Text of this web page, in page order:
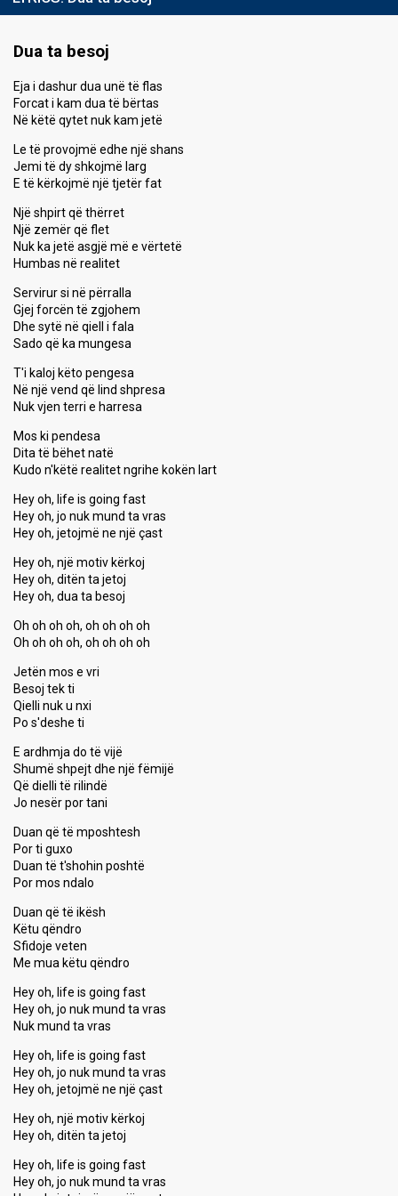
Dua ta besoj
Eja i dashur dua unë të flas
Forcat i kam dua të bërtas
Në këtë qytet nuk kam jetë
Le të provojmë edhe një shans
Jemi të dy shkojmë larg
E të kërkojmë një tjetër fat
Një shpirt që thërret
Një zemër që flet
Nuk ka jetë asgjë më e vërtetë
Humbas në realitet
Servirur si në përralla
Gjej forcën të zgjohem
Dhe sytë në qiell i fala
Sado që ka mungesa
T'i kaloj këto pengesa
Në një vend që lind shpresa
Nuk vjen terri e harresa
Mos ki pendesa
Dita të bëhet natë
Kudo n'këtë realitet ngrihe kokën lart
Hey oh, life is going fast
Hey oh, jo nuk mund ta vras
Hey oh, jetojmë ne një çast
Hey oh, një motiv kërkoj
Hey oh, ditën ta jetoj
Hey oh, dua ta besoj
Oh oh oh oh, oh oh oh oh
Oh oh oh oh, oh oh oh oh
Jetën mos e vri
Besoj tek ti
Qielli nuk u nxi
Po s'deshe ti
E ardhmja do të vijë
Shumë shpejt dhe një fëmijë
Që dielli të rilindë
Jo nesër por tani
Duan që të mposhtesh
Por ti guxo
Duan të t'shohin poshtë
Por mos ndalo
Duan që të ikësh
Këtu qëndro
Sfidoje veten
Me mua këtu qëndro
Hey oh, life is going fast
Hey oh, jo nuk mund ta vras
Nuk mund ta vras
Hey oh, life is going fast
Hey oh, jo nuk mund ta vras
Hey oh, jetojmë ne një çast
Hey oh, një motiv kërkoj
Hey oh, ditën ta jetoj
Hey oh, life is going fast
Hey oh, jo nuk mund ta vras